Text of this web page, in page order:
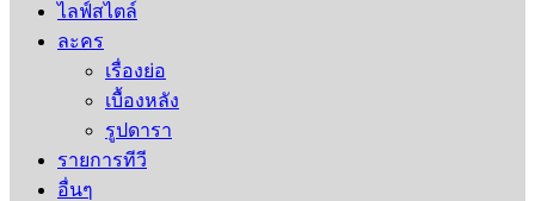
ไลฟ์สไตล์
ละคร
เรื่องย่อ
เบื้องหลัง
รูปดารา
รายการทีวี
อื่นๆ